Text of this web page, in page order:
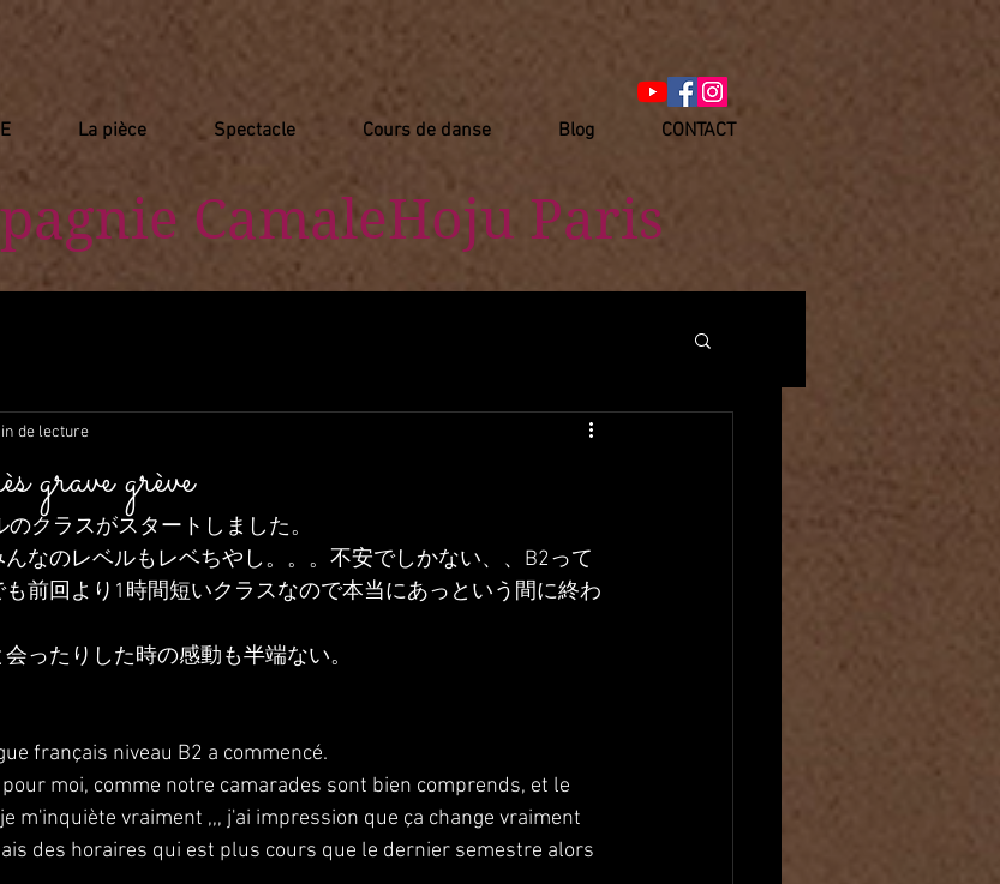
La pièce Spectacle Cours de danse Blog CONTACT
​ CamaleHoju Paris
grève
de lecture
クラスがスタートしました。
なのレベルもレベちやし。。。不安でしかない、、B2って
前回より1時間短いクラスなので本当にあっという間に終わ
ったりした時の感動も半端ない。
français niveau B2 a commencé.
moi, comme notre camarades sont bien comprends, et le
m'inquiète vraiment ,,, j'ai impression que ça change vraiment
des horaires qui est plus cours que le dernier semestre alors